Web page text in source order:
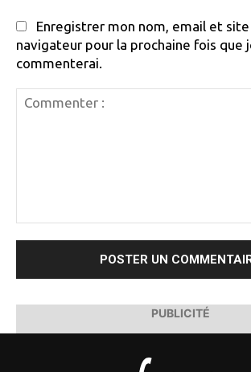
Enregistrer mon nom, email et
navigateur pour la prochaine fois que
commenterai.
PUBLICITÉ